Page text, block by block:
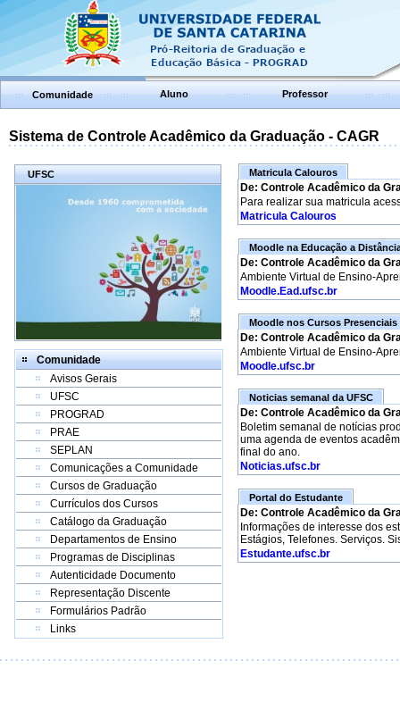
Comunidade Aluno Professor
Sistema de Controle Acadêmico da Graduação - CAGR
UFSC
Comunidade
Avisos Gerais
UFSC
PROGRAD
PRAE
SEPLAN
Comunicações a Comunidade
Cursos de Graduação
Currículos dos Cursos
Catálogo da Graduação
Departamentos de Ensino
Programas de Disciplinas
Autenticidade Documento
Representação Discente
Formulários Padrão
Links
Matricula Calouros
De: Controle Acadêmico da
Para realizar sua matricula
Matricula Calouros
Moodle na Educação a
De: Controle Acadêmico da
Ambiente Virtual de Ensino-
Moodle.Ead.ufsc.br
Moodle nos Cursos Presenciais
De: Controle Acadêmico da
Ambiente Virtual de Ensino-
Moodle.ufsc.br
Noticias semanal da UFSC
De: Controle Acadêmico da
Boletim semanal de notícias
uma agenda de eventos
final do ano.
Noticias.ufsc.br
Portal do Estudante
De: Controle Acadêmico da
Informações de interesse dos
Estágios, Telefones. Serviços.
Estudante.ufsc.br